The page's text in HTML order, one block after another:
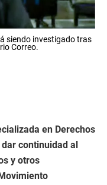
siendo investigado tras
Correo.
en Derechos
continuidad al
y otros